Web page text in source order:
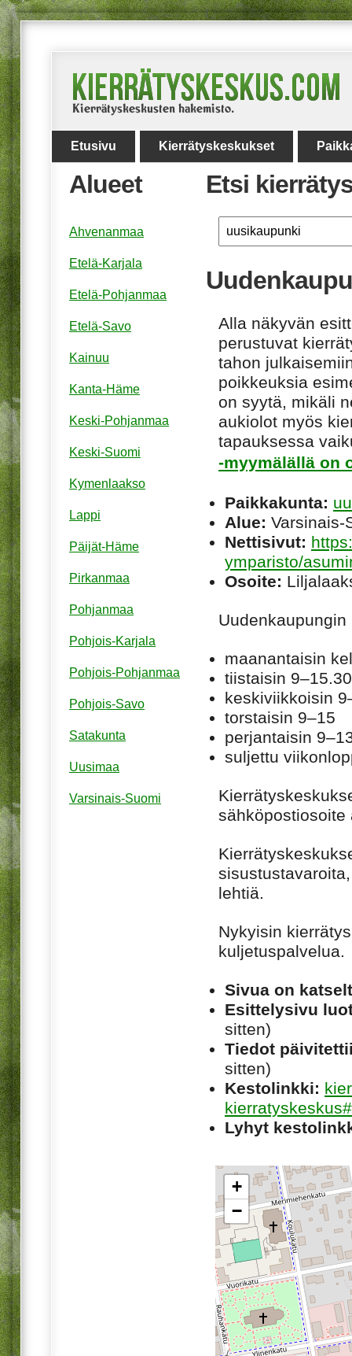
Etusivu Kierrätyskeskukset
Etsi
Alla näkyvän
perustuvat
tahon
poikkeuksia
on syytä, mikäli
aukiolot myös
tapauksessa
-myymälällä on
Paikkakunta:
Alue: Varsinais-
Nettisivut:
ymparisto/
Osoite:
maanantaisin
tiistaisin 9–15.30
keskiviikkoisin
torstaisin 9–15
perjantaisin
suljettu
sähköpostiosoite
lehtiä.
Nykyisin
kuljetuspalvelua.
Sivua on
Esittelysivu
sitten)
Tiedot
sitten)
Kestolinkki:
Lyhyt
+
−
Alueet
Ahvenanmaa
Etelä-Karjala
Etelä-Pohjanmaa
Etelä-Savo
Kainuu
Kanta-Häme
Keski-Pohjanmaa
Keski-Suomi
Kymenlaakso
Lappi
Päijät-Häme
Pirkanmaa
Pohjanmaa
Pohjois-Karjala
Pohjois-Pohjanmaa
Pohjois-Savo
Satakunta
Uusimaa
Varsinais-Suomi